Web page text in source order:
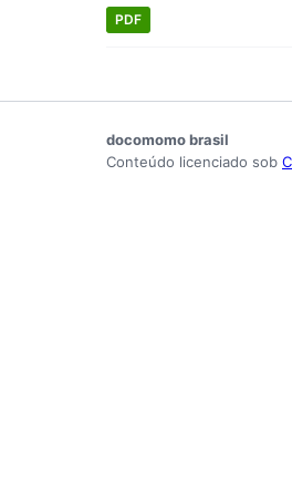
PDF
docomomo brasil
Conteúdo licenciado sob